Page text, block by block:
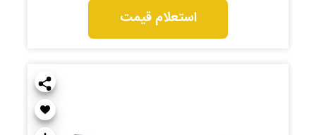
استعلام قیمت